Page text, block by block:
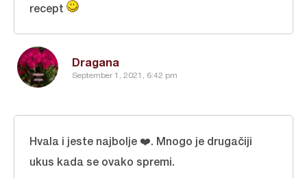
Dragana
September 1, 2021, 6:42 pm
recept
Hvala i jeste najbolje ❤️. Mnogo je drugačiji
ukus kada se ovako spremi.